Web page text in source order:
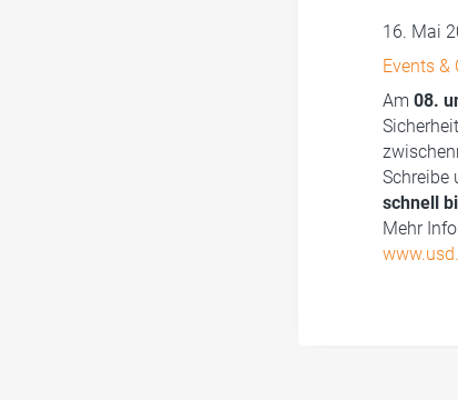
16. Mai
Events
Am 08.
Schreibe
schnell
Mehr